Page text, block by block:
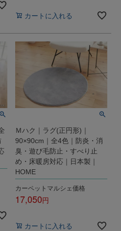
カートに入れる
Ｍハク｜ラグ(正円形)｜
90×90cm｜全4色｜防炎・消
臭・遊び毛防止・すべり止
め・床暖房対応｜日本製｜
HOME
カーペットマルシェ価格
17,050
カートに入れる